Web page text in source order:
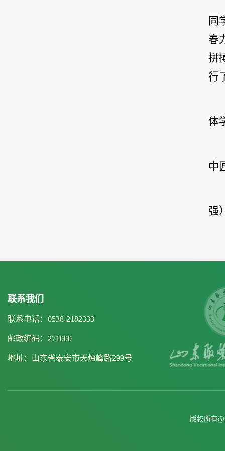
同
春
拼
行
体
中
强）
联系我们
联系电话：0538-2182333
邮政编码：271000
地址：山东省泰安市天烛峰路299号
版权所有